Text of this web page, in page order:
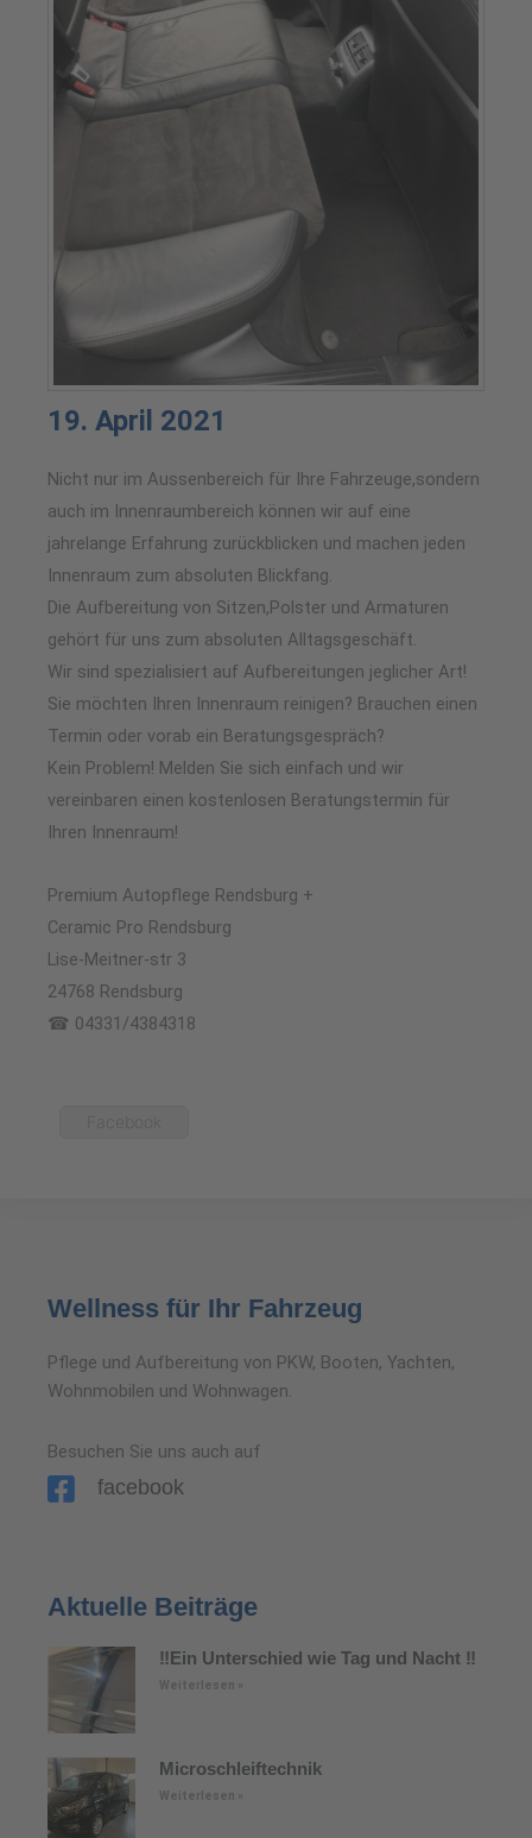
19. April 2021
Nicht nur im Aussenbereich für Ihre Fahrzeuge,sondern
auch im Innenraumbereich können wir auf eine
jahrelange Erfahrung zurückblicken und machen jeden
Innenraum zum absoluten Blickfang.
Die Aufbereitung von Sitzen,Polster und Armaturen
gehört für uns zum absoluten Alltagsgeschäft.
Wir sind spezialisiert auf Aufbereitungen jeglicher Art!
Sie möchten Ihren Innenraum reinigen? Brauchen einen
Termin oder vorab ein Beratungsgespräch?
Kein Problem! Melden Sie sich einfach und wir
vereinbaren einen kostenlosen Beratungstermin für
Ihren Innenraum!
Premium Autopflege Rendsburg +
Ceramic Pro Rendsburg
Lise-Meitner-str 3
24768 Rendsburg
☎ 04331/4384318
Wellness für Ihr Fahrzeug
Pflege und Aufbereitung von PKW, Booten, Yachten,
Wohnmobilen und Wohnwagen.
Besuchen Sie uns auch auf
facebook
Aktuelle Beiträge
‼️Ein Unterschied wie Tag und Nacht ‼️
Weiterlesen »
Microschleiftechnik
Weiterlesen »